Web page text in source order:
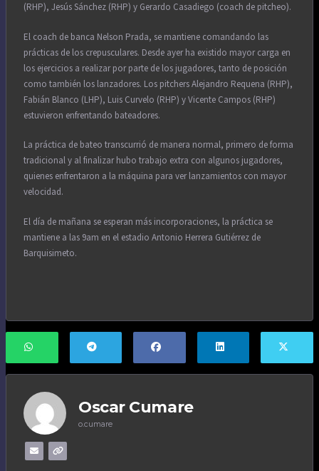
(RHP), Jesús Sánchez (RHP) y Gerardo Casadiego (coach de pitcheo).
El coach de banca Nelson Prada, se mantiene comandando las
prácticas de los crepusculares. Desde ayer ha existido mayor carga en
los ejercicios a realizar por parte de los jugadores, tanto de posición
como también los lanzadores. Los pitchers Alejandro Requena (RHP),
Fabián Blanco (LHP), Luis Curvelo (RHP) y Vicente Campos (RHP)
estuvieron enfrentando bateadores.
La práctica de bateo transcurrió de manera normal, primero de forma
tradicional y al finalizar hubo trabajo extra con algunos jugadores,
quienes enfrentaron a la máquina para ver lanzamientos con mayor
velocidad.
El día de mañana se esperan más incorporaciones, la práctica se
mantiene a las 9am en el estadio Antonio Herrera Gutiérrez de
Barquisimeto.
Oscar Cumare
o.cumare